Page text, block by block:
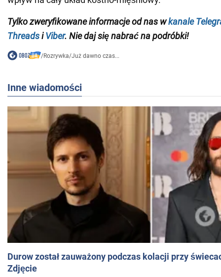
Tylko zweryfikowane informacje od nas wkanale
ThreadsiViber. Nie daj się nabrać na podróbki!
/Rozrywka/Już dawno czas...
Inne wiadomości
Durow został zauważony podczas kolacji przy
Zdjęcie